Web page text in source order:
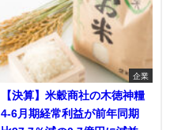
企業
【決算】米穀商社の木徳神糧
4-6月期経常利益が前年同期